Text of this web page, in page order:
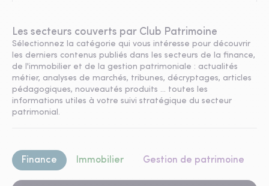
Les secteurs couverts par Club Patrimoine
Sélectionnez la catégorie qui vous intéresse pour découvrir
les derniers contenus publiés dans les secteurs de la finance,
de l'immobilier et de la gestion patrimoniale : actualités
métier, analyses de marchés, tribunes, décryptages, articles
pédagogiques, nouveautés produits ... toutes les
informations utiles à votre suivi stratégique du secteur
patrimonial.
Finance Immobilier Gestion de patrimoine